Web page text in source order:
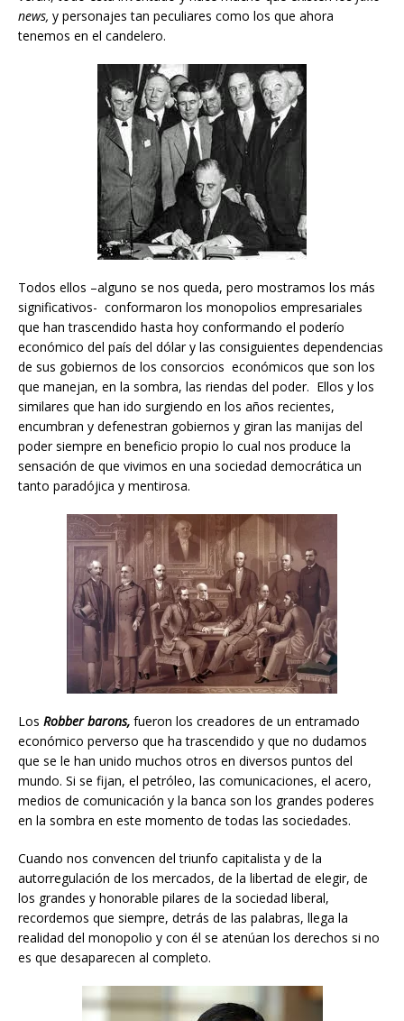
news, y personajes tan peculiares como los que ahora
tenemos en el candelero.
Todos ellos –alguno se nos queda, pero mostramos los más
significativos- conformaron los monopolios empresariales
que han trascendido hasta hoy conformando el poderío
económico del país del dólar y las consiguientes dependencias
de sus gobiernos de los consorcios económicos que son los
que manejan, en la sombra, las riendas del poder. Ellos y los
similares que han ido surgiendo en los años recientes,
encumbran y defenestran gobiernos y giran las manijas del
poder siempre en beneficio propio lo cual nos produce la
sensación de que vivimos en una sociedad democrática un
tanto paradójica y mentirosa.
Los Robber barons, fueron los creadores de un entramado
económico perverso que ha trascendido y que no dudamos
que se le han unido muchos otros en diversos puntos del
mundo. Si se fijan, el petróleo, las comunicaciones, el acero,
medios de comunicación y la banca son los grandes poderes
en la sombra en este momento de todas las sociedades.
Cuando nos convencen del triunfo capitalista y de la
autorregulación de los mercados, de la libertad de elegir, de
los grandes y honorable pilares de la sociedad liberal,
recordemos que siempre, detrás de las palabras, llega la
realidad del monopolio y con él se atenúan los derechos si no
es que desaparecen al completo.